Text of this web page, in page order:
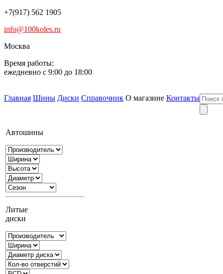
+7(917) 562 1905
info@100koles.ru
Москва
Время работы:
ежедневно с 9:00 до 18:00
Главная Шины Диски Справочник О магазине Контакты
Автошины
Литые
диски